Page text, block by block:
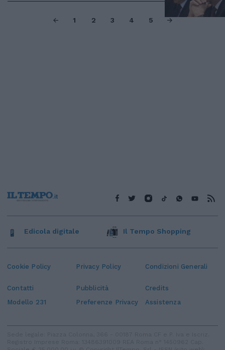
1 2 3 4 5
Cookie Policy Privacy Policy Condizioni Generali
Contatti Pubblicità
Credits
Modello 231
Preferenze Privacy Assistenza
Edicola digitale Il Tempo Shopping